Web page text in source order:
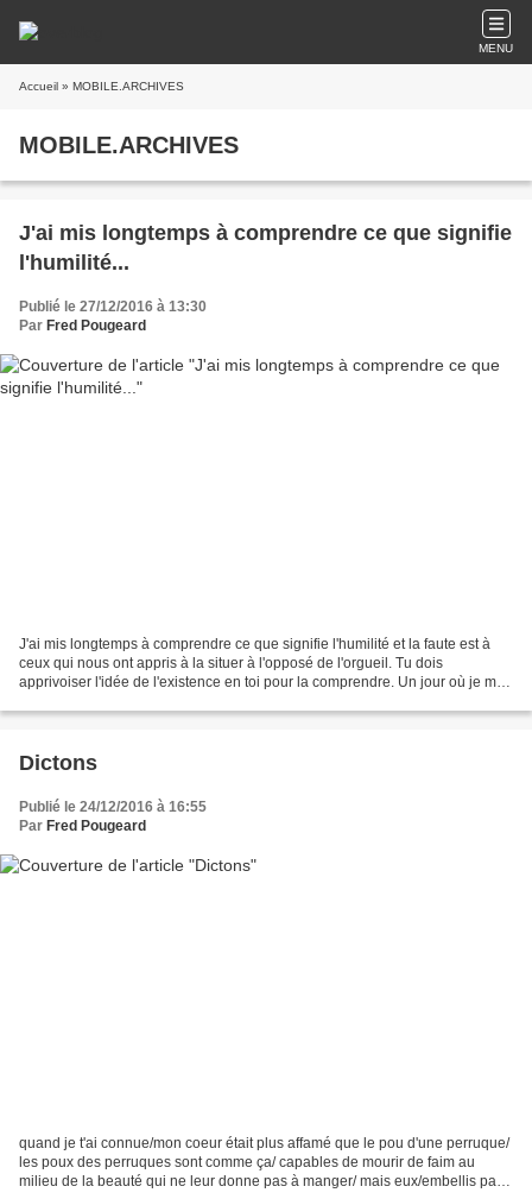
MENU
Accueil » MOBILE.ARCHIVES
MOBILE.ARCHIVES
J'ai mis longtemps à comprendre ce que signifie
l'humilité...
Publié le 27/12/2016 à 13:30
Par Fred Pougeard
J'ai mis longtemps à comprendre ce que signifie l'humilité et la faute est à
ceux qui nous ont appris à la situer à l'opposé de l'orgueil. Tu dois
apprivoiser l'idée de l'existence en toi pour la comprendre. Un jour où je me
Dictons
Publié le 24/12/2016 à 16:55
Par Fred Pougeard
quand je t'ai connue/mon coeur était plus affamé que le pou d'une perruque/
les poux des perruques sont comme ça/ capables de mourir de faim au
milieu de la beauté qui ne leur donne pas à manger/ mais eux/embellis par